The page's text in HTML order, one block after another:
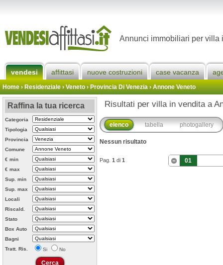
Annunci immobiliari per villa
vendesi affittasi nuove costruzioni case vacanza
Home› Residenziale › Veneto ›Provincia Di Venezia›Annone Veneto
Raffina la tua ricerca
Categoria
Tipologia
Provincia
Comune
€ min
€ max
Sup. min
Sup. max
Locali
Riscald.
Stato
Box Auto
Bagni
Tratt. Ris.
Si No
Risultati per villa in vendita a
elenco tabella photogallery
Nessun risultato
Pag. 1 di 1 01